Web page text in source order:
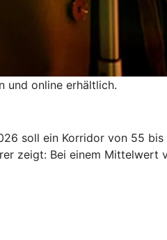
und online erhältlich.
soll ein Korridor von 55
zeigt: Bei einem Mittelwert